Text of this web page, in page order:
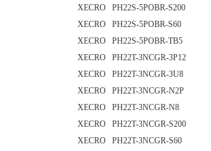
XECRO PH22S-5POBR-S200
XECRO PH22S-5POBR-S60
XECRO PH22S-5POBR-TB5
XECRO PH22T-3NCGR-3P12
XECRO PH22T-3NCGR-3U8
XECRO PH22T-3NCGR-N2P
XECRO PH22T-3NCGR-N8
XECRO PH22T-3NCGR-S200
XECRO PH22T-3NCGR-S60